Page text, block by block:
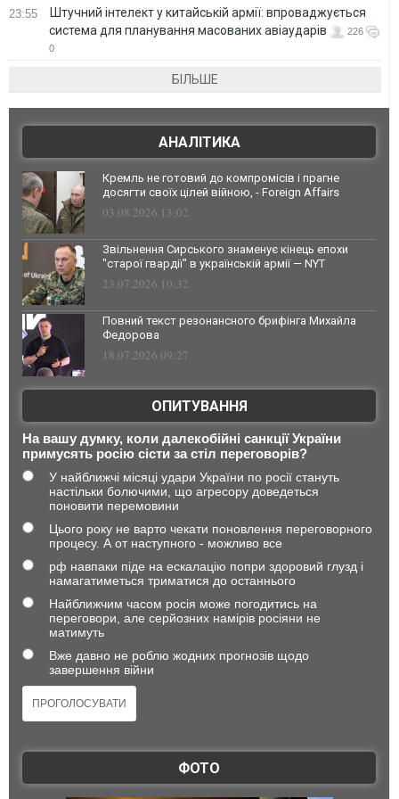
23:55
Штучний інтелект у китайській армії: впроваджується
система для планування масованих авіаударів
226
0
БІЛЬШЕ
АНАЛІТИКА
Кремль не готовий до компромісів і прагне
досягти своїх цілей війною, - Foreign Affairs
03.08.2026 13:02
Звільнення Сирського знаменує кінець епохи
"старої гвардії" в українській армії — NYT
23.07.2026 10:32
Повний текст резонансного брифінга Михайла
Федорова
18.07.2026 09:27
ОПИТУВАННЯ
На вашу думку, коли далекобійні санкції України
примусять росію сісти за стіл переговорів?
У найближчі місяці удари України по росії стануть
настільки болючими, що агресору доведеться
поновити перемовини
Цього року не варто чекати поновлення переговорного
процесу. А от наступного - можливо все
рф навпаки піде на ескалацію попри здоровий глузд і
намагатиметься триматися до останнього
Найближчим часом росія може погодитись на
переговори, але серйозних намірів росіяни не
матимуть
Вже давно не роблю жодних прогнозів щодо
завершення війни
ФОТО